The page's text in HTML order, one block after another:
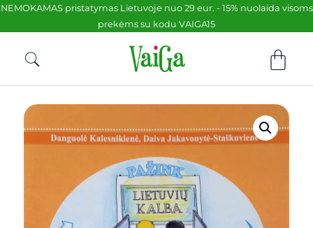
NEMOKAMAS pristatymas Lietuvoje nuo 29 eur. - 15% nuolaida visoms
prekėms su kodu VAIGA15